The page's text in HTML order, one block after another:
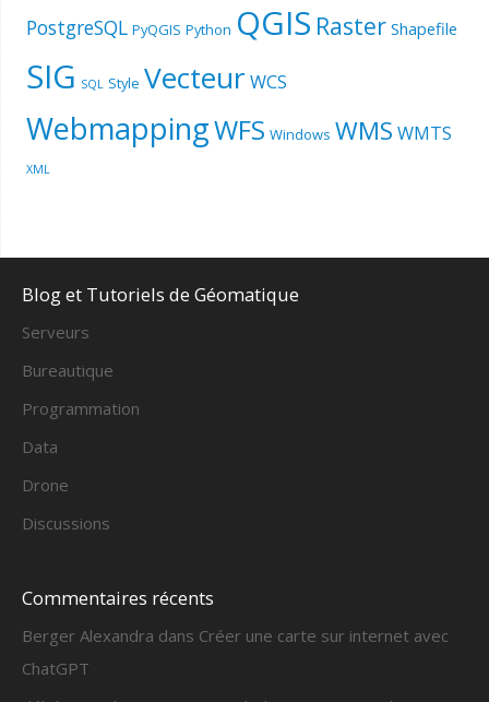
PostgreSQL PyQGIS Python QGIS Raster Shapefile
SIG SQL Style Vecteur WCS
WebmappingWFS Windows WMS WMTS
XML
Blog et Tutoriels de Géomatique
Serveurs
Bureautique
Programmation
Data
Drone
Discussions
Commentaires récents
Berger Alexandra dans Créer une carte sur internet avec
ChatGPT